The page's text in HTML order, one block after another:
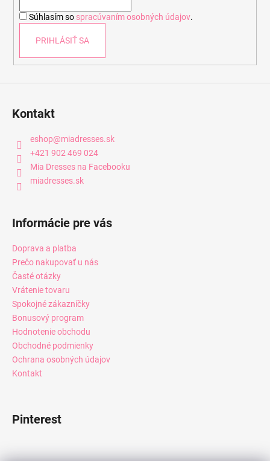
Súhlasím so spracúvaním osobných údajov.
PRIHLÁSIŤ SA
Kontakt
eshop@miadresses.sk
+421 902 469 024
Mia Dresses na Facebooku
miadresses.sk
Informácie pre vás
Doprava a platba
Prečo nakupovať u nás
Časté otázky
Vrátenie tovaru
Spokojné zákazníčky
Bonusový program
Hodnotenie obchodu
Obchodné podmienky
Ochrana osobných údajov
Kontakt
Pinterest